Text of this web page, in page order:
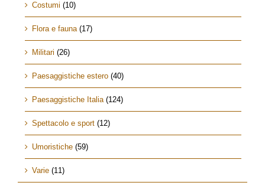
Costumi (10)
Flora e fauna (17)
Militari (26)
Paesaggistiche estero (40)
Paesaggistiche Italia (124)
Spettacolo e sport (12)
Umoristiche (59)
Varie (11)